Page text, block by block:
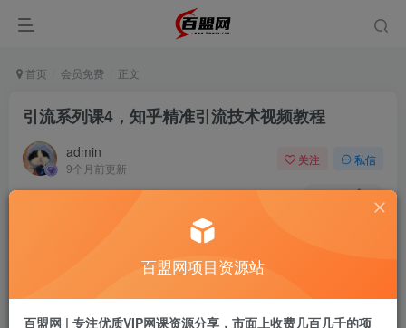
首页 会员免费 正文
引流系列课4，知乎精准引流技术视频教程
admin
9个月前更新
关注 私信
103 7
引流系列课4，知乎精准引流技术视频教程
此内容为付费阅读，请付费后查看
盟币9.9
百盟网项目资源站
百盟网 | 专注优质VIP网课资源分享，市面上收费几百几千的项